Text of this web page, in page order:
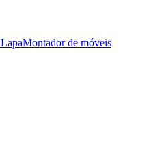
LapaMontador de móveis